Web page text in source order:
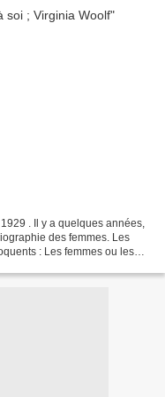
. Il y a quelques années,
des femmes. Les
: Les femmes ou les